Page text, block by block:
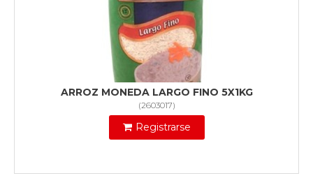
ARROZ MONEDA LARGO FINO 5X1KG
(2603017)
Registrarse